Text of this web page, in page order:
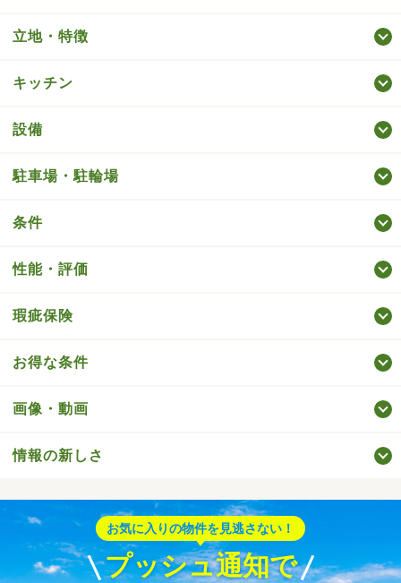
立地・特徴
キッチン
設備
駐車場・駐輪場
条件
性能・評価
瑕疵保険
お得な条件
画像・動画
情報の新しさ
お気に入りの物件を見逃さない！
プッシュ通知で